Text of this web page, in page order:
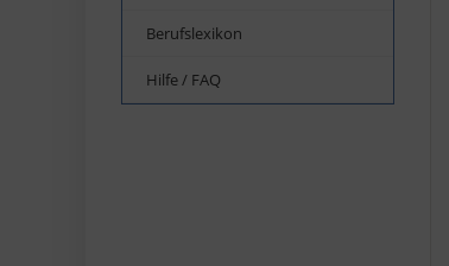
Berufslexikon
Hilfe / FAQ